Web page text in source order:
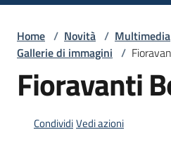
Argomenti
Home / Novità / Multimedia
Gallerie di immagini /
Fioravanti
CondividiVedi azioni